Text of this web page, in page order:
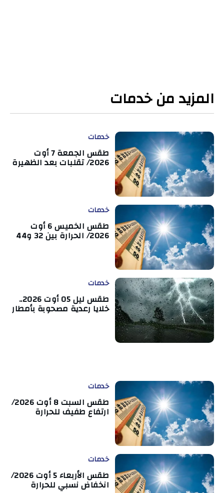
المزيد من خدمات
خدمات
طقس الجمعة 7 أوت
2026/ تقلبات بعد الظهيرة
خدمات
طقس الخميس 6 أوت
2026/ الحرارة بين 32 و44
خدمات
طقس ليل 05 أوت 2026..
خلايا رعدية مصحوبة بأمطار
خدمات
طقس السبت 8 أوت 2026/
ارتفاع طفيف للحرارة
خدمات
طقس الأربعاء 5 أوت 2026/
انخفاض نسبي للحرارة